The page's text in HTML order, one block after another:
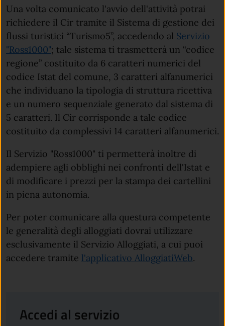
Una volta comunicato l'avvio dell'attività potrai
richiedere il Cir tramite il Sistema di gestione dei
flussi turistici “Turismo5”, accedendo al Servizio
"Ross1000"; tale sistema ti trasmetterà un “codice
regione” costituito da 6 caratteri numerici del
codice Istat del comune, 3 caratteri alfanumerici
che individuano la tipologia di struttura ricettiva
e un numero sequenziale generato dal sistema di
5 caratteri. Il Cir corrisponde a tale codice
costituito da complessivi 14 caratteri alfanumerici.
Il Servizio "Ross1000" ti permetterà inoltre di
adempiere agli obblighi nei confronti dell'Istat e
di modificare i prezzi per la stampa dei cartellini
in piena autonomia.
Per poter comunicare alla questura competente
le generalità degli alloggiati dovrai utilizzare
esclusivamente il Servizio Alloggiati, a cui puoi
accedere tramite l'applicativo AlloggiatiWeb.
Accedi al servizio